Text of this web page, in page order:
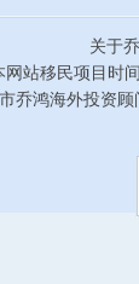
关于
网站移民项目时
乔鸿海外投资